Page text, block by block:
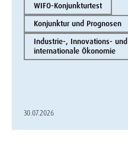
WIFO-Konjunkturtest
Konjunktur und Prognosen
Industrie-, Innovations- und
internationale Ökonomie
30.07.2026